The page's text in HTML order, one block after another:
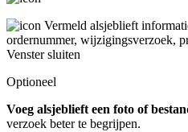
Vermeld alsjeblieft
ordernummer, wijzigingsverzoek,
Venster sluiten
Optioneel
Voeg alsjeblieft een foto of
verzoek beter te begrijpen.